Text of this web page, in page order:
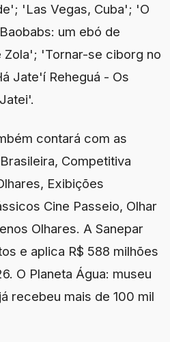
'Las Vegas, Cuba'; 'O
um ebó de
Zola'; 'Tornar-se ciborg no
Jate'í Reheguá - Os
contará com as
Competitiva
Exibições
Cine Passeio, Olhar
Olhares. A Sanepar
e aplica R$ 588 milhões
O Planeta Água: museu
recebeu mais de 100 mil